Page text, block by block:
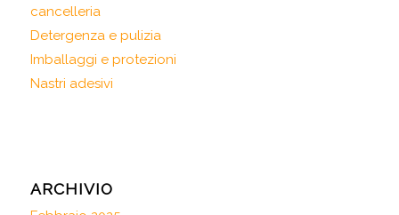
cancelleria
Detergenza e pulizia
Imballaggi e protezioni
Nastri adesivi
ARCHIVIO